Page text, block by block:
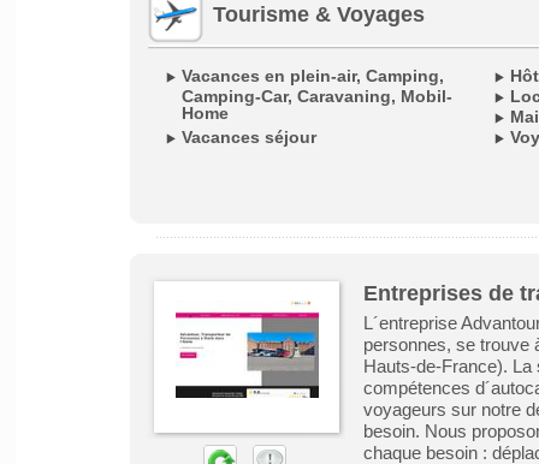
Tourisme & Voyages
Vacances en plein-air, Camping,
Camping-Car, Caravaning, Mobil-
Home
Vacances séjour
Entreprises de
L´entreprise
personnes, se trouve
Hauts-de-France).
compétences
voyageurs sur notre
besoin. Nous
chaque besoin :